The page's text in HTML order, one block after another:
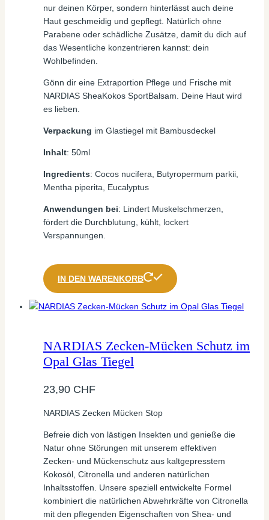
nur deinen Körper, sondern hinterlässt auch deine
Haut geschmeidig und gepflegt. Natürlich ohne
Parabene oder schädliche Zusätze, damit du dich auf
das Wesentliche konzentrieren kannst: dein
Wohlbefinden.
Gönn dir eine Extraportion Pflege und Frische mit
NARDIAS SheaKokos SportBalsam. Deine Haut wird
es lieben.
Verpackung im Glastiegel mit Bambusdeckel
Inhalt: 50ml
Ingredients: Cocos nucifera, Butyropermum parkii,
Mentha piperita, Eucalyptus
Anwendungen bei: Lindert Muskelschmerzen,
fördert die Durchblutung, kühlt, lockert
Verspannungen.
IN DEN WARENKORB
NARDIAS Zecken-Mücken Schutz im
Opal Glas Tiegel
23,90 CHF
NARDIAS Zecken Mücken Stop
Befreie dich von lästigen Insekten und genieße die
Natur ohne Störungen mit unserem effektiven
Zecken- und Mückenschutz aus kaltgepresstem
Kokosöl, Citronella und anderen natürlichen
Inhaltsstoffen. Unsere speziell entwickelte Formel
kombiniert die natürlichen Abwehrkräfte von Citronella
mit den pflegenden Eigenschaften von Shea- und